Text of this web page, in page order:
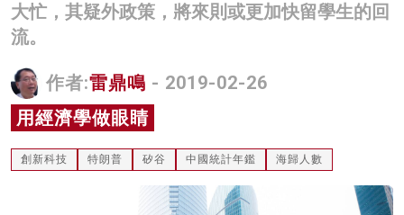
科技
名家榜
灼見活動
關於我們
大忙，其疑外政策，將來則或更加快留學生的回
流。
作者:雷鼎鳴 - 2019-02-26
用經濟學做眼睛
創新科技 特朗普 矽谷 中國統計年鑑 海歸人數